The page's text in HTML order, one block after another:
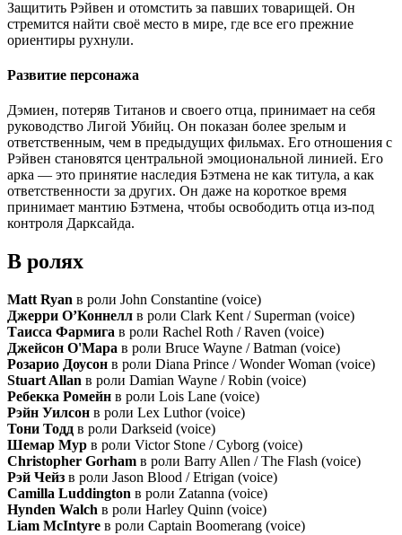
Защитить Рэйвен и отомстить за павших товарищей. Он
стремится найти своё место в мире, где все его прежние
ориентиры рухнули.
Развитие персонажа
Дэмиен, потеряв Титанов и своего отца, принимает на себя
руководство Лигой Убийц. Он показан более зрелым и
ответственным, чем в предыдущих фильмах. Его отношения с
Рэйвен становятся центральной эмоциональной линией. Его
арка — это принятие наследия Бэтмена не как титула, а как
ответственности за других. Он даже на короткое время
принимает мантию Бэтмена, чтобы освободить отца из-под
контроля Дарксайда.
В ролях
Matt Ryan в роли John Constantine (voice)
Джерри О’Коннелл в роли Clark Kent / Superman (voice)
Таисса Фармига в роли Rachel Roth / Raven (voice)
Джейсон О'Мара в роли Bruce Wayne / Batman (voice)
Розарио Доусон в роли Diana Prince / Wonder Woman (voice)
Stuart Allan в роли Damian Wayne / Robin (voice)
Ребекка Ромейн в роли Lois Lane (voice)
Рэйн Уилсон в роли Lex Luthor (voice)
Тони Тодд в роли Darkseid (voice)
Шемар Мур в роли Victor Stone / Cyborg (voice)
Christopher Gorham в роли Barry Allen / The Flash (voice)
Рэй Чейз в роли Jason Blood / Etrigan (voice)
Camilla Luddington в роли Zatanna (voice)
Hynden Walch в роли Harley Quinn (voice)
Liam McIntyre в роли Captain Boomerang (voice)